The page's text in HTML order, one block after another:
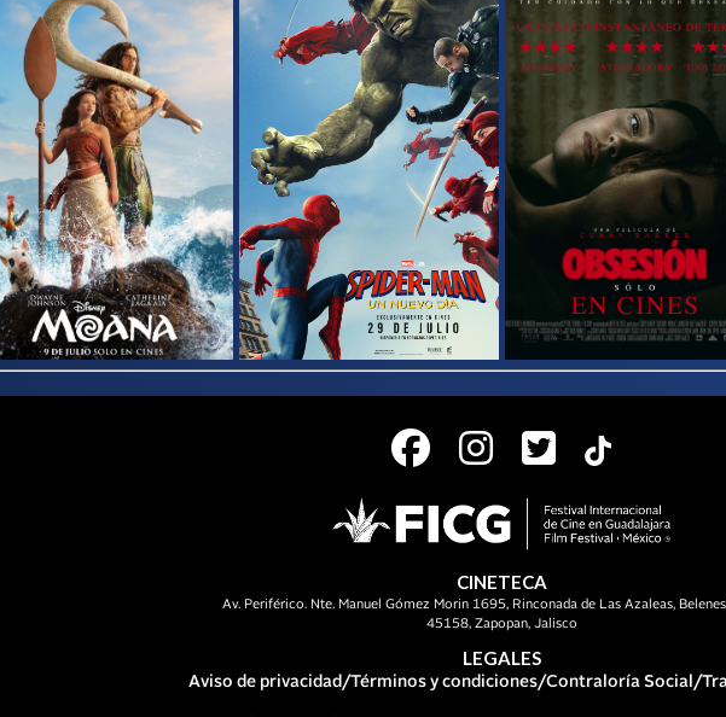
CINETECA
Av. Periférico. Nte. Manuel Gómez Morin 1695, Rinconada de Las Azaleas, Belenes
45158, Zapopan, Jalisco
LEGALES
Aviso de privacidad /Términos y condiciones/Contraloría Social /